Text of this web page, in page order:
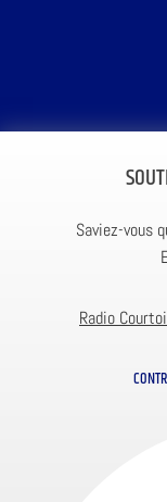
Saviez-vous
Radio